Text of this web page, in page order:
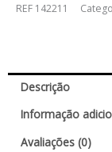
REF 142211
Descrição
Informação
Avaliações (0)